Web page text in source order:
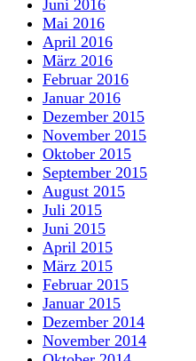
Juni 2016
Mai 2016
April 2016
März 2016
Februar 2016
Januar 2016
Dezember 2015
November 2015
Oktober 2015
September 2015
August 2015
Juli 2015
Juni 2015
April 2015
März 2015
Februar 2015
Januar 2015
Dezember 2014
November 2014